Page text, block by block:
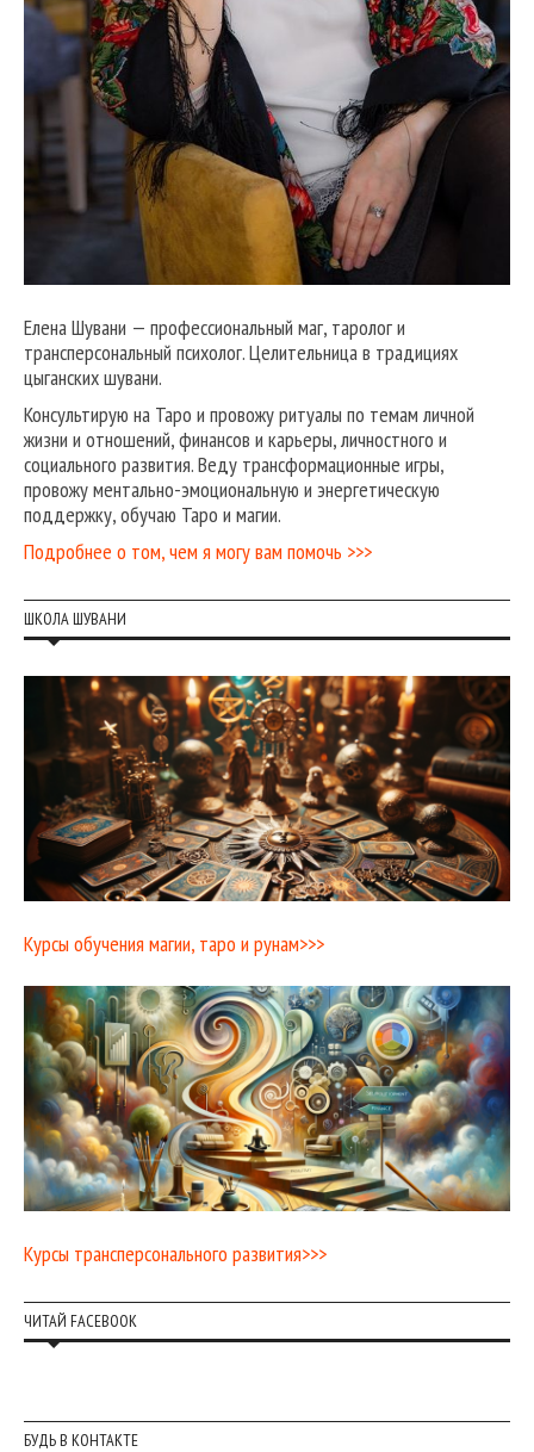
Елена Шувани — профессиональный маг, таролог и
трансперсональный психолог. Целительница в традициях
цыганских шувани.
Консультирую на Таро и провожу ритуалы по темам личной
жизни и отношений, финансов и карьеры, личностного и
социального развития. Веду трансформационные игры,
провожу ментально-эмоциональную и энергетическую
поддержку, обучаю Таро и магии.
Подробнее о том, чем я могу вам помочь >>>
ШКОЛА ШУВАНИ
Курсы обучения магии, таро и рунам>>>
Курсы трансперсонального развития>>>
ЧИТАЙ FACEBOOK
БУДЬ В КОНТАКТЕ